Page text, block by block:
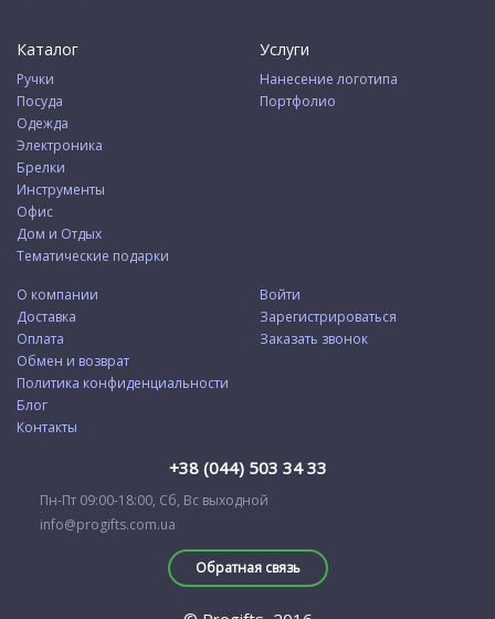
Каталог
Ручки
Посуда
Одежда
Электроника
Брелки
Инструменты
Офис
Дом и Отдых
Тематические подарки
Услуги
Нанесение логотипа
Портфолио
О компании
Доставка
Оплата
Обмен и возврат
Политика конфиденциальности
Блог
Контакты
Войти
Зарегистрироваться
Заказать звонок
+38 (044) 503 34 33
Пн-Пт 09:00-18:00, Сб, Вс выходной
info@progifts.com.ua
Обратная связь